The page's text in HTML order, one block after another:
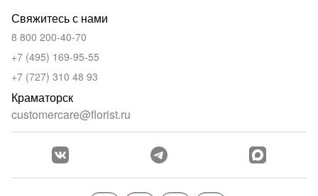
Свяжитесь с нами
8 800 200-40-70
+7 (495) 169-95-55
+7 (727) 310 48 93
Краматорск
customercare@florist.ru